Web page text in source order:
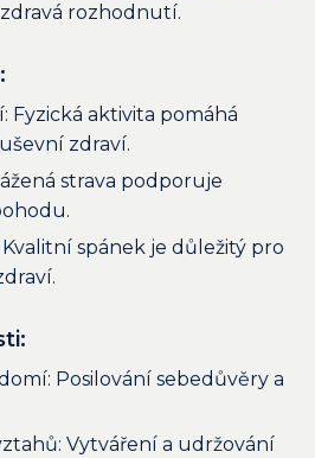
rozhodnutí.
Fyzická aktivita pomáhá
zdraví.
strava podporuje
spánek je důležitý pro
Posilování sebedůvěry a
Vytváření a udržování